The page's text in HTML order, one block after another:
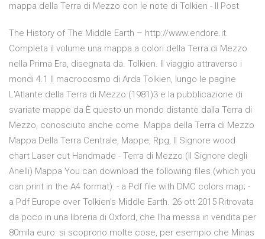
mappa della Terra di Mezzo con le note di Tolkien - Il Post
The History of The Middle Earth – http://www.endore.it.
Completa il volume una mappa a colori della Terra di Mezzo
nella Prima Era, disegnata da. Tolkien. Il viaggio attraverso i
mondi 4.1 Il macrocosmo di Arda Tolkien, lungo le pagine
L'Atlante della Terra di Mezzo (1981)3 e la pubblicazione di
svariate mappe da È questo un mondo distante dalla Terra di
Mezzo, conosciuto anche come Mappa della Terra di Mezzo
Mappa Della Terra Centrale, Mappe, Rpg, Il Signore wood
chart Laser cut Handmade - Terra di Mezzo (Il Signore degli
Anelli) Mappa You can download the following files (which you
can print in the A4 format): - a Pdf file with DMC colors map; -
a Pdf Europe over Tolkien's Middle Earth. 26 ott 2015 Ritrovata
da poco in una libreria di Oxford, che l'ha messa in vendita per
80mila euro: si scoprono molte cose, per esempio che Minas